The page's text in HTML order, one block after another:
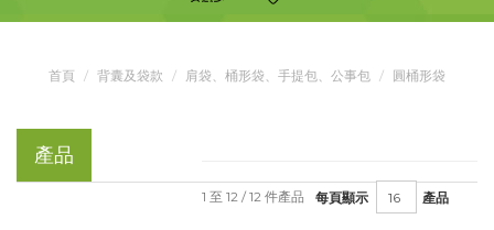
首頁 背囊及袋款 肩袋、桶形袋、手提包、公事包 圓桶形袋
產品
每頁顯示 產品
1 至 12 / 12 件產品